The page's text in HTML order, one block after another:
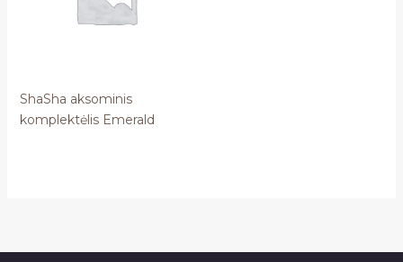
ShaSha aksominis
komplektėlis Emerald